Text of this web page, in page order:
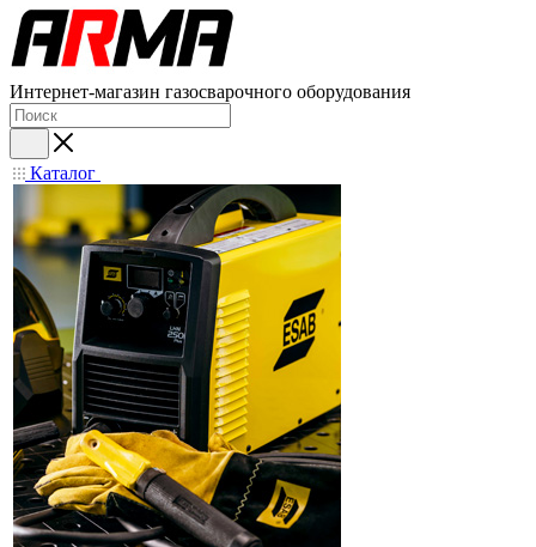
Интернет-магазин газосварочного оборудования
Каталог